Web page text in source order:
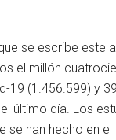
se escribe este
el millón
19 (1.456.599) y
último día. Los
se han hecho en el